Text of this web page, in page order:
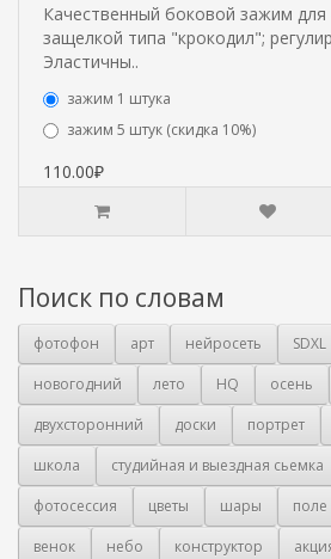
Качественный боковой зажим
защелкой типа "крокодил";
Эластичны..
зажим 1 штука
зажим 5 штук (скидка 10%)
110.00₽
Поиск по словам
фотофон арт нейросеть SDXL
новогодний
лето HQ осень
двухсторонний
доски портрет
школа
студийная и выездная сьемка
фотосессия
цветы шары поле
венок
небо конструктор